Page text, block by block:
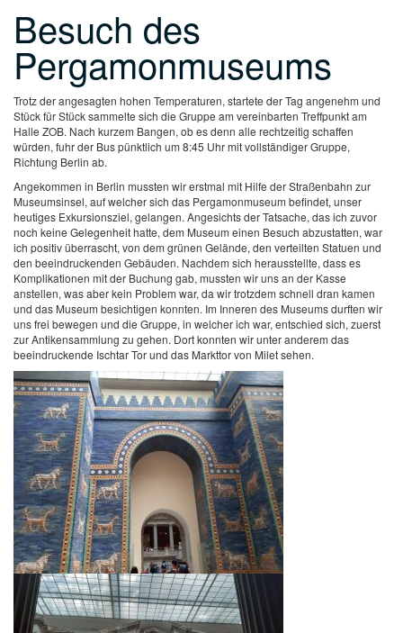
Besuch des
Pergamonmuseums
Trotz der angesagten hohen Temperaturen, startete der Tag angenehm und
Stück für Stück sammelte sich die Gruppe am vereinbarten Treffpunkt am
Halle ZOB. Nach kurzem Bangen, ob es denn alle rechtzeitig schaffen
würden, fuhr der Bus pünktlich um 8:45 Uhr mit vollständiger Gruppe,
Richtung Berlin ab.
Angekommen in Berlin mussten wir erstmal mit Hilfe der Straßenbahn zur
Museumsinsel, auf welcher sich das Pergamonmuseum befindet, unser
heutiges Exkursionsziel, gelangen. Angesichts der Tatsache, das ich zuvor
noch keine Gelegenheit hatte, dem Museum einen Besuch abzustatten, war
ich positiv überrascht, von dem grünen Gelände, den verteilten Statuen und
den beeindruckenden Gebäuden. Nachdem sich herausstellte, dass es
Komplikationen mit der Buchung gab, mussten wir uns an der Kasse
anstellen, was aber kein Problem war, da wir trotzdem schnell dran kamen
und das Museum besichtigen konnten. Im Inneren des Museums durften wir
uns frei bewegen und die Gruppe, in welcher ich war, entschied sich, zuerst
zur Antikensammlung zu gehen. Dort konnten wir unter anderem das
beeindruckende Ischtar Tor und das Markttor von Milet sehen.